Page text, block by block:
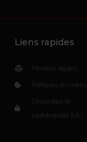
Liens rapides
Mentions légales
Politiques de cookies
Déclaration de
confidentialité (UE)